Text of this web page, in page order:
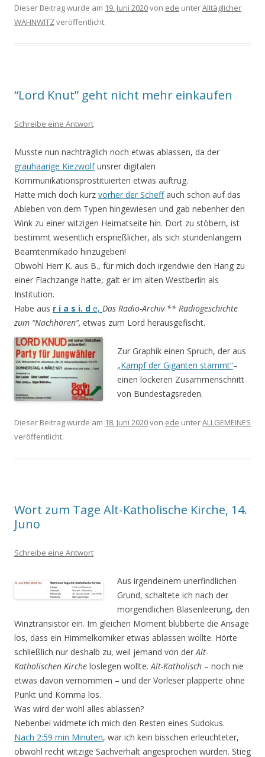
Dieser Beitrag wurde am 19. Juni 2020von ede unterAlltäglicher
WAHNWITZveröffentlicht.
“Lord Knut” geht nicht mehr einkaufen
Schreibe eine Antwort
Musste nun nachträglich noch etwas ablassen, da der
grauhaarige Kiezwolfunsrer digitalen
Kommunikationsprostituierten etwas auftrug.
Hatte mich doch kurz vorher der Scheffauch schon auf das
Ableben von dem Typen hingewiesen und gab nebenher den
Wink zu einer witzigen Heimatseite hin. Dort zu stöbern, ist
bestimmt wesentlich ersprießlicher, als sich stundenlangem
Beamtenmikado hinzugeben!
Obwohl Herr K. aus B., für mich doch irgendwie den Hang zu
einer Flachzange hatte, galt er im alten Westberlin als
Institution.
Habe aus r i a s i. d e, Das Radio-Archiv ** Radiogeschichte
zum “Nachhören”, etwas zum Lord herausgefischt.
Zur Graphik einen Spruch, der aus
„Kampf der Giganten stammt“–
einen lockeren Zusammenschnitt
von Bundestagsreden.
Dieser Beitrag wurde am 18. Juni 2020von ede unterALLGEMEINES
veröffentlicht.
Wort zum Tage Alt-Katholische Kirche, 14.
Juno
Schreibe eine Antwort
Aus irgendeinem unerfindlichen
Grund, schaltete ich nach der
morgendlichen Blasenleerung, den
Winztransistor ein. Im gleichen Moment blubberte die Ansage
los, dass ein Himmelkomiker etwas ablassen wollte. Hörte
schließlich nur deshalb zu, weil jemand von der Alt-
Katholischen Kirche loslegen wollte. Alt-Katholisch – noch nie
etwas davon vernommen – und der Vorleser plapperte ohne
Punkt und Komma los.
Was wird der wohl alles ablassen?
Nebenbei widmete ich mich den Resten eines Sudokus.
Nach 2:59 min Minuten, war ich kein bisschen erleuchteter,
obwohl recht witzige Sachverhalt angesprochen wurden. Stieg